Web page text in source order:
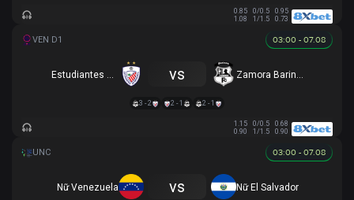
0.85 0/0.5
0.95
1.08
1/1.5 0.73
03:00 - 07.08
vs
3 - 2 2 - 1 2 - 1
1.15 0/0.5
0.68
0.90
1/1.5 0.90
03:00 - 07.08
Nữ Venezuela vs Nữ El Salvador